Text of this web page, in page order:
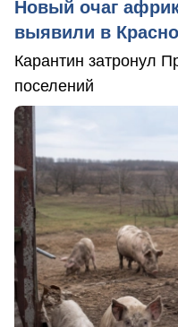
Новый очаг
выявили в
Карантин затронул
поселений